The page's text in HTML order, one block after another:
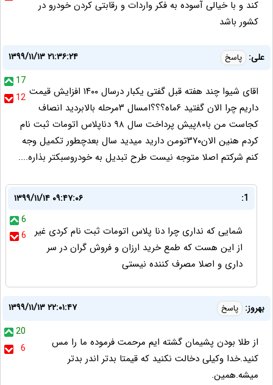
کند و با خیالی آسوده به فکر واردات و رقابتی کردن خودرو در
کشور باشد
علی: پاسخ
۱۳۹۹/۱۱/۱۳ ۲۱:۳۶:۲۴
17
12 اقای شیوا چند هفته قبل گفتی یکبار درسال ۱۴۰۰ افزایش قیمت
داریم چرا الان گفتید ۶ماه؟؟؟امسال ۳مرحله بالابردید انصاف
کجاست من با۸۰پیش پرداخت سال ۹۸ دناپلاس اتومات ثبت نام
کردم هنین الان۳۷۰تومن دارید میدید سال بعدچطور تکمیل وجه
کنم شرکتم اصلا متوجه نیست طرح تبدیل به خودروسبکتر بذاره....
1:
۱۳۹۹/۱۱/۱۴ ۰۹:۴۷:۰۶
6
6
شمایی که نداری چرا دنا پلاس اتومات ثبت نام کردی غیر
از این هست که طمع خرید ارزان و فروش گران در سر
داری و اصلا مصرف کننده نیستی
بهروز: پاسخ
۱۳۹۹/۱۱/۱۳ ۲۲:۰۱:۴۷
20
6
از طلا بودن پشیمان گشته ایم مرحمت فرموده ما را مس
کنید.خدا وکیلی دخالت نکنید که قیمتا بدتر اندر بدتر
میشه.همین.